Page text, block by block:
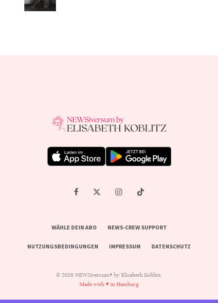
WÄHLE DEIN ABO NEWS-CREW SUPPORT
NUTZUNGSBEDINGUNGEN IMPRESSUM DATENSCHUTZ
© 2026 NEWSiversum® by Elisabeth Koblitz.
Made with ♥ in Hamburg